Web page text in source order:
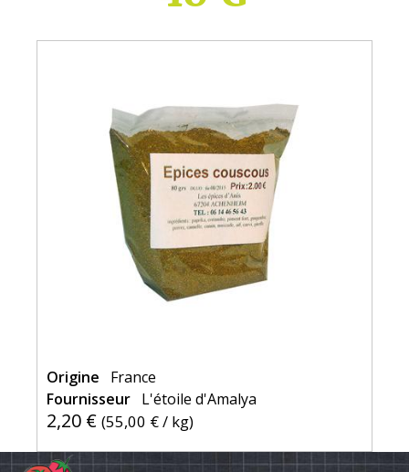
Origine
France
Fournisseur L'étoile d'Amalya
2,20 € (55,00 €/ kg)